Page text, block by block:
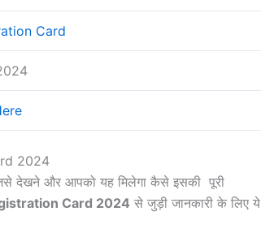
Card
2024
जिसे देखने और आपको यह मिलेगा कैसे इसकी पूरी
Card 2024 से जुड़ी जानकारी के लिए ये